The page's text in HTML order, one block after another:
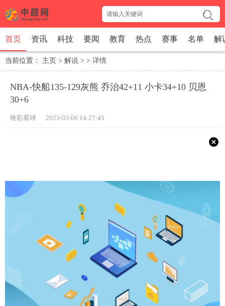
首页 资讯 科技 要闻 教育 热点 赛事 名单 解
当前位置： 主页 > 解说 > > 详情
NBA-快船135-129灰熊 乔治42+11 小卡34+10 贝恩
30+6
唯彩看球 2023-03-06 14:27:45